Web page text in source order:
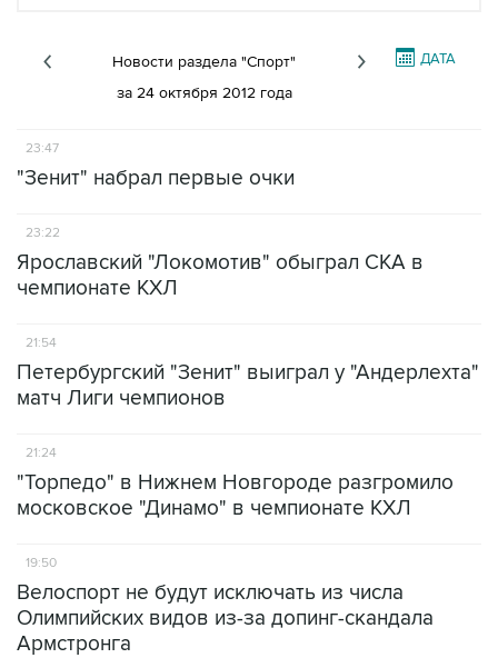
Новости раздела "Спорт"
за 24 октября 2012 года
ДАТА
23:47
"Зенит" набрал первые очки
23:22
Ярославский "Локомотив" обыграл СКА в
чемпионате КХЛ
21:54
Петербургский "Зенит" выиграл у "Андерлехта"
матч Лиги чемпионов
21:24
"Торпедо" в Нижнем Новгороде разгромило
московское "Динамо" в чемпионате КХЛ
19:50
Велоспорт не будут исключать из числа
Олимпийских видов из-за допинг-скандала
Армстронга